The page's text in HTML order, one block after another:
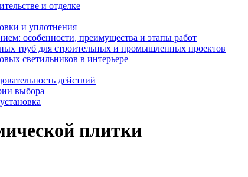
и отделке
и уплотнения
особенности, преимущества и этапы работ
труб для строительных и промышленных проектов
светильников в интерьере
действий
выбора
плитки